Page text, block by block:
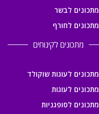
מתכונים לבשר
מתכונים לחורף
מתכונים לקינוחים
מתכונים לעוגות שוקולד
מתכונים לעוגות
מתכונים לסופגניות